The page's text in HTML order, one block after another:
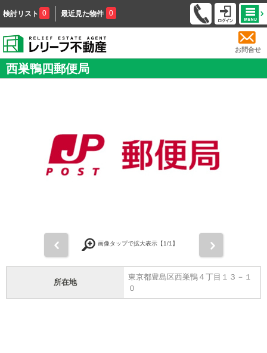
検討リスト 0 最近見た物件 0
お問合せ
西巣鴨四郵便局
画像タップで拡大表示【1/1】
所在地
東京都豊島区西巣鴨４丁目１３－１
０